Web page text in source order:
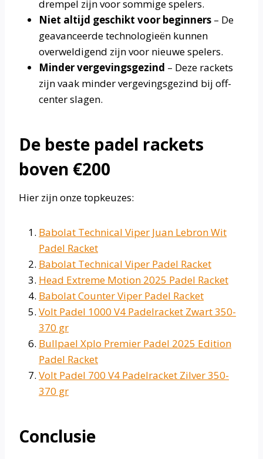
drempel zijn voor sommige spelers.
Niet altijd geschikt voor beginners – De
geavanceerde technologieën kunnen
overweldigend zijn voor nieuwe spelers.
Minder vergevingsgezind – Deze rackets
zijn vaak minder vergevingsgezind bij off-
center slagen.
De beste padel rackets
boven €200
Hier zijn onze topkeuzes:
Babolat Technical Viper Juan Lebron Wit
Padel Racket
Babolat Technical Viper Padel Racket
Head Extreme Motion 2025 Padel Racket
Babolat Counter Viper Padel Racket
Volt Padel 1000 V4 Padelracket Zwart 350-
370 gr
Bullpael Xplo Premier Padel 2025 Edition
Padel Racket
Volt Padel 700 V4 Padelracket Zilver 350-
370 gr
Conclusie